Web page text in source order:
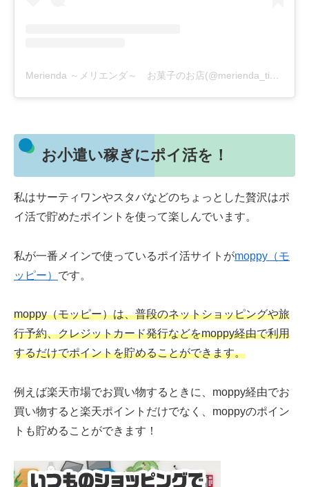
Merienda ～メリエンダ～ お菓子のお店(@merienda_time.48)がシェアした投稿
お小遣い稼ぎにポイ活を！
私はサーティワンやスタバなどのちょっとした贅沢はポ
イ活で貯めたポイントを使って楽しんでいます。
私が一番メインで使っているポイ活サイトがmoppy（モ
ッピー） です。
moppy（モッピー）は、普段のネットショッピングや旅
行予約、クレジットカード発行などをmoppy経由で利用
するだけでポイントを貯めることができます。
例えば楽天市場でお買い物するときに、moppy経由でお
買い物すると楽天ポイントだけでなく、moppyのポイン
トも貯めることができます！